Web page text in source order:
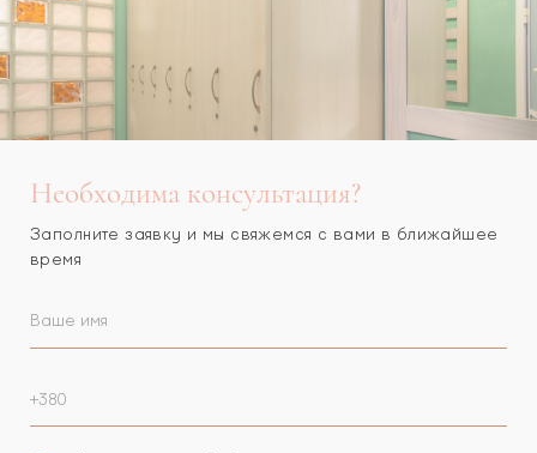
Необходима консультация?
Заполните заявку и мы свяжемся с вами в ближайшее
время